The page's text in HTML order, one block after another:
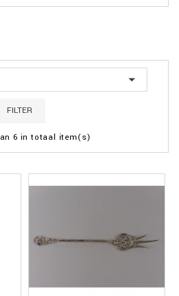

FILTER
6 in totaal item(s)